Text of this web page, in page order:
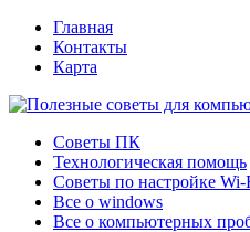
Главная
Контакты
Карта
Советы ПК
Технологическая помощь
Советы по настройке Wi-
Все о windows
Все о компьютерных